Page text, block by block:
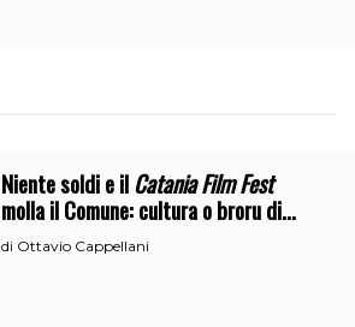
Niente soldi e ilCatania Film Fest
molla il Comune: cultura o broru di
ciciri?
di Ottavio Cappellani